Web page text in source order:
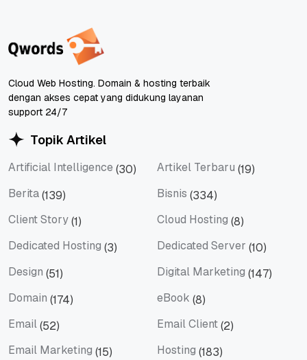
Cloud Web Hosting. Domain & hosting terbaik
dengan akses cepat yang didukung layanan
support 24/7
Topik Artikel
Artificial Intelligence (30) Artikel Terbaru (19)
Berita(139) Bisnis (334)
Client Story(1) Cloud Hosting (8)
Dedicated Hosting (3) Dedicated Server (10)
Design (51) Digital Marketing (147)
Domain (174) eBook (8)
Email(52) Email Client(2)
Email Marketing (15) Hosting (183)